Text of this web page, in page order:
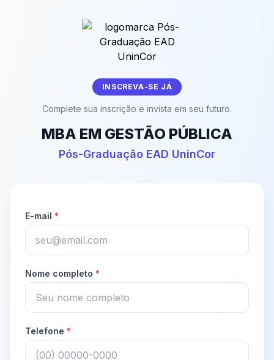
INSCREVA-SE JÁ
Complete sua inscrição e invista em seu futuro.
MBA EM GESTÃO PÚBLICA
Pós-Graduação EAD UninCor
E-mail *
Nome completo *
Telefone *